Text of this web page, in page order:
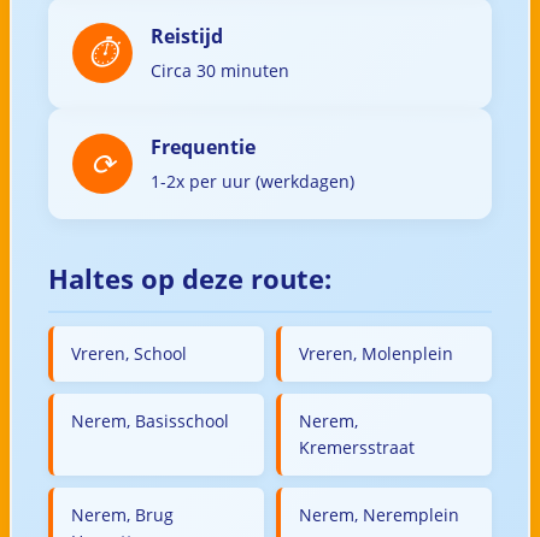
Reistijd
Circa 30 minuten
Frequentie
1-2x per uur (werkdagen)
Haltes op deze route:
Vreren, School Vreren, Molenplein
Nerem, Basisschool
Nerem,
Kremersstraat
Nerem, Brug
Nerem, Neremplein